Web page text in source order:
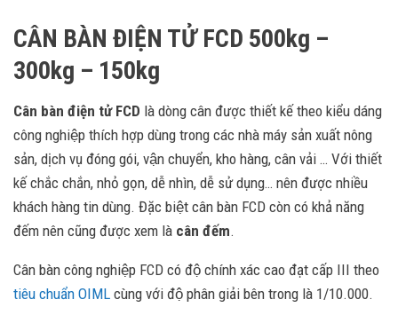
CÂN BÀN ĐIỆN TỬ FCD 500kg –
300kg – 150kg
Cân bàn điện tử FCD là dòng cân được thiết kế theo kiểu dáng
công nghiệp thích hợp dùng trong các nhà máy sản xuất nông
sản, dịch vụ đóng gói, vận chuyển, kho hàng, cân vải … Với thiết
kế chắc chắn, nhỏ gọn, dễ nhìn, dễ sử dụng… nên được nhiều
khách hàng tin dùng. Đặc biệt cân bàn FCD còn có khả năng
đếm nên cũng được xem là cân đếm.
Cân bàn công nghiệp FCD có độ chính xác cao đạt cấp III theo
tiêu chuẩn OIML cùng với độ phân giải bên trong là 1/10.000.